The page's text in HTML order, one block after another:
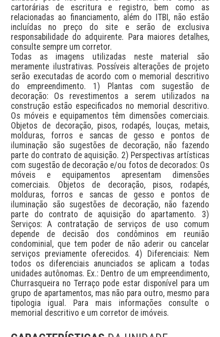
cartorárias de escritura e registro, bem como as
relacionadas ao financiamento, além do ITBI, não estão
incluídas no preço do site e serão de exclusiva
responsabilidade do adquirente. Para maiores detalhes,
consulte sempre um corretor.
Todas as imagens utilizadas neste material são
meramente ilustrativas. Possíveis alterações de projeto
serão executadas de acordo com o memorial descritivo
do empreendimento. 1) Plantas com sugestão de
decoração: Os revestimentos a serem utilizados na
construção estão especificados no memorial descritivo.
Os móveis e equipamentos têm dimensões comerciais.
Objetos de decoração, pisos, rodapés, louças, metais,
molduras, forros e sancas de gesso e pontos de
iluminação são sugestões de decoração, não fazendo
parte do contrato de aquisição. 2) Perspectivas artísticas
com sugestão de decoração e/ou fotos de decorados: Os
móveis e equipamentos apresentam dimensões
comerciais. Objetos de decoração, pisos, rodapés,
molduras, forros e sancas de gesso e pontos de
iluminação são sugestões de decoração, não fazendo
parte do contrato de aquisição do apartamento. 3)
Serviços: A contratação de serviços de uso comum
depende de decisão dos condôminos em reunião
condominial, que tem poder de não aderir ou cancelar
serviços previamente oferecidos. 4) Diferenciais: Nem
todos os diferenciais anunciados se aplicam a todas
unidades autônomas. Ex.: Dentro de um empreendimento,
Churrasqueira no Terraço pode estar disponível para um
grupo de apartamentos, mas não para outro, mesmo para
tipologia igual. Para mais informações consulte o
memorial descritivo e um corretor de imóveis.